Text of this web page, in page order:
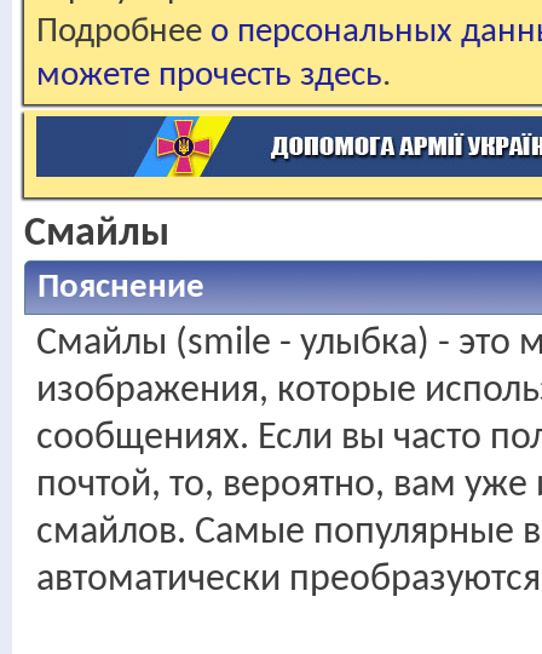
Подробнее о персональных
можете прочесть здесь.
Смайлы
Пояснение
Смайлы (smile - улыбка) - это
изображения, которые
сообщениях. Если вы часто
почтой, то, вероятно, вам
смайлов. Самые популярные
автоматически